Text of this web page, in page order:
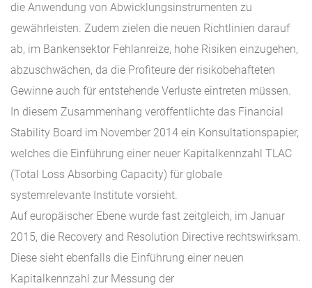
die Anwendung von Abwicklungsinstrumenten zu
gewährleisten. Zudem zielen die neuen Richtlinien darauf
ab, im Bankensektor Fehlanreize, hohe Risiken einzugehen,
abzuschwächen, da die Profiteure der risikobehafteten
Gewinne auch für entstehende Verluste eintreten müssen.
In diesem Zusammenhang veröffentlichte das Financial
Stability Board im November 2014 ein Konsultationspapier,
welches die Einführung einer neuer Kapitalkennzahl TLAC
(Total Loss Absorbing Capacity) für globale
systemrelevante Institute vorsieht.
Auf europäischer Ebene wurde fast zeitgleich, im Januar
2015, die Recovery and Resolution Directive rechtswirksam.
Diese sieht ebenfalls die Einführung einer neuen
Kapitalkennzahl zur Messung der